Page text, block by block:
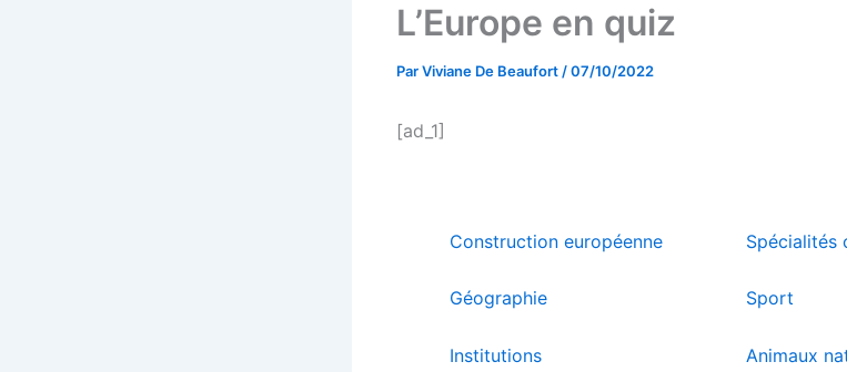
L’Europe en quiz
ParViviane De Beaufort /07/10/2022
[ad_1]
Construction européenne
Géographie
Institutions
Spécialités
Sport
Animaux